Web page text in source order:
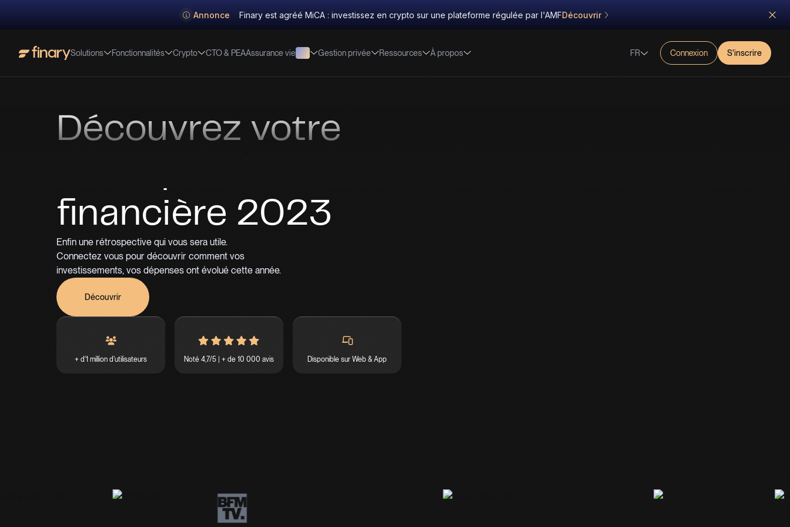
Annonce Finary est agréé MiCA : investissez en crypto sur une plateforme régulée par l'AMFDécouvrir
Solutions Fonctionnalités Crypto CTO & PEAAssurance vie Gestion privée Ressources À propos FR Connexion S'inscrire
Découvrez votre
financière 2023
Enfin une rétrospective qui vous sera utile.
Connectez vous pour découvrir comment vos
investissements, vos dépenses ont évolué cette année.
Découvrir
+ d'1 million d'utilisateurs Noté 4,7/5 | + de 10 000 avis Disponible sur Web & App